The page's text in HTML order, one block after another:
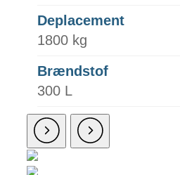
Deplacement
1800 kg
Brændstof
300 L